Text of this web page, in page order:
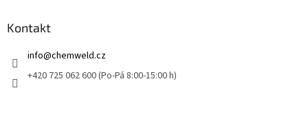
Kontakt
info@chemweld.cz
+420 725 062 600 (Po-Pá 8:00-15:00 h)